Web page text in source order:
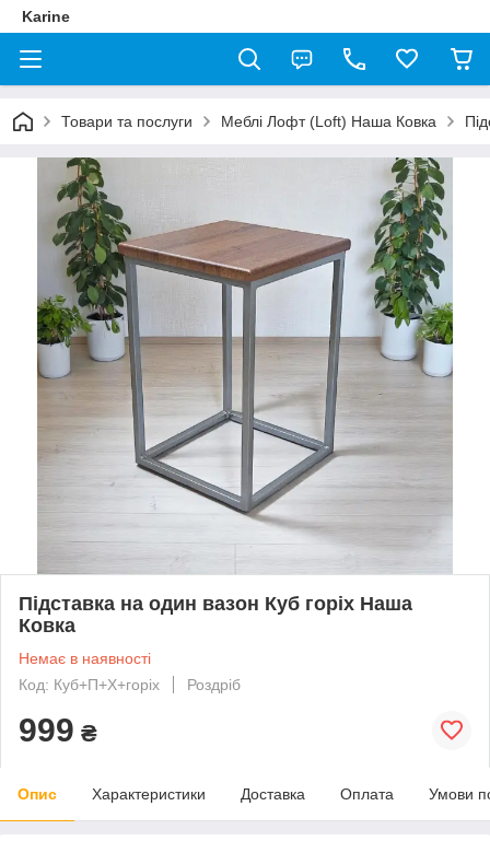
Karine
Товари та послуги Меблі Лофт (Loft) Наша Ковка
Підставка на один вазон Куб горіх Наша
Ковка
Немає в наявності
Код: Куб+П+Х+горіх
Роздріб
999 ₴
Опис Характеристики Доставка Оплата Умови